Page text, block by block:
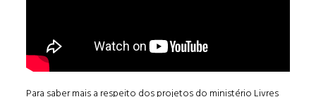
Para saber mais a respeito dos projetos do ministério Livres